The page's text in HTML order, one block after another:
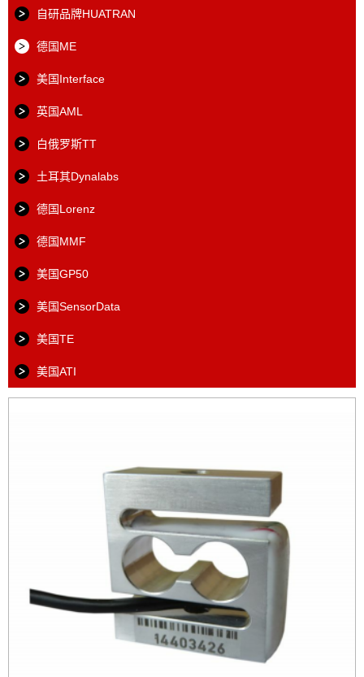
自研品牌HUATRAN
德国ME
美国Interface
英国AML
白俄罗斯TT
土耳其Dynalabs
德国Lorenz
德国MMF
美国GP50
美国SensorData
美国TE
美国ATI